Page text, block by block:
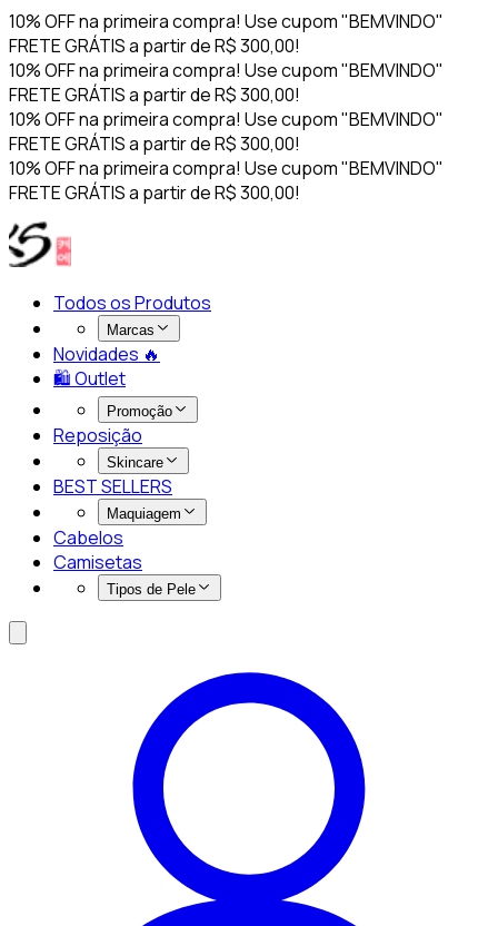
10% OFF na primeira compra! Use cupom "BEMVINDO"
FRETE GRÁTIS a partir de R$ 300,00!
10% OFF na primeira compra! Use cupom "BEMVINDO"
FRETE GRÁTIS a partir de R$ 300,00!
10% OFF na primeira compra! Use cupom "BEMVINDO"
FRETE GRÁTIS a partir de R$ 300,00!
10% OFF na primeira compra! Use cupom "BEMVINDO"
FRETE GRÁTIS a partir de R$ 300,00!
Todos os Produtos
Marcas
Novidades 🔥​
🛍️ Outlet
Promoção
Reposição
Skincare
BEST SELLERS
Maquiagem
Cabelos
Camisetas
Tipos de Pele